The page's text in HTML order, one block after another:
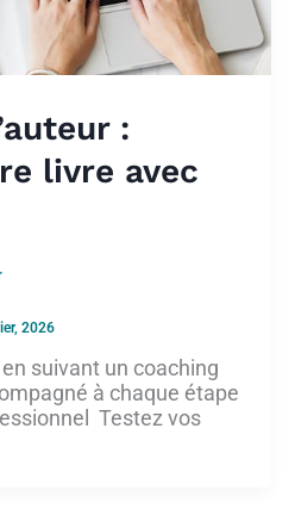
:
livre avec
2026
suivant un coaching
à chaque étape
Testez vos